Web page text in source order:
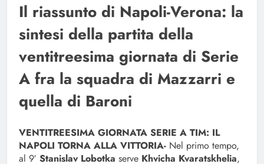
Il riassunto di Napoli-Verona: la
sintesi della partita della
ventitreesima giornata di Serie
A fra la squadra di Mazzarri e
quella di Baroni
VENTITREESIMA GIORNATA SERIE A TIM: IL
NAPOLI TORNA ALLA VITTORIA- Nel primo tempo,
al 9′ Stanislav Lobotka serve Khvicha Kvaratskhelia,